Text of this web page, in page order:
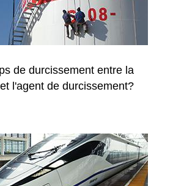
de durcissement entre la
l'agent de durcissement?